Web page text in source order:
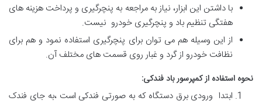
با داشتن این ابزار، نیاز به مراجعه به پنچرگیری و پرداخت هزینه های
هفتگی تنظیم باد و پنچرگیری خودرو نیست.
از این وسیله هم می توان برای پنچرگیری استفاده نمود و هم برای
نظافت خودرو از گرد و غبار روی قسمت های مختلف آن.
نحوه استفاده از کمپرسور باد فندکی:
ابتدا ورودی برق دستگاه که به صورتی فندکی است ،به جای فندک